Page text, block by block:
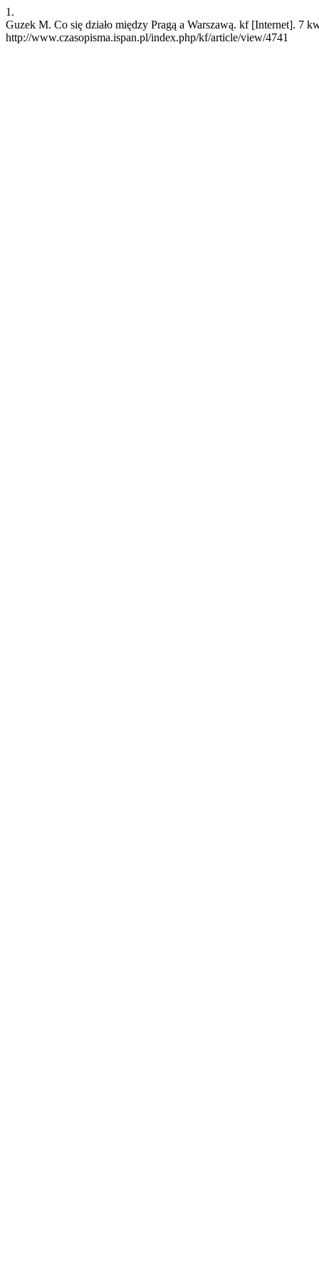
1.
Guzek M. Co się działo między Pragą a Warszawą. kf [Internet]. 7
http://www.czasopisma.ispan.pl/index.php/kf/article/view/4741